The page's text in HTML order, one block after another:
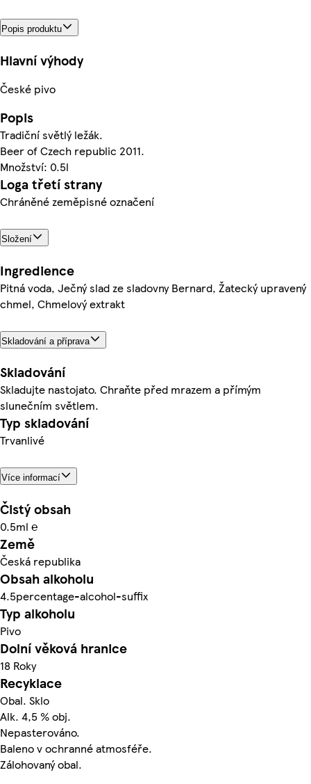
Popis produktu
Hlavní výhody
České pivo
Popis
Tradiční světlý ležák.
Beer of Czech republic 2011.
Množství: 0.5l
Loga třetí strany
Chráněné zeměpisné označení
Složení
Ingredience
Pitná voda, Ječný slad ze sladovny Bernard, Žatecký upravený
chmel, Chmelový extrakt
Skladování a příprava
Skladování
Skladujte nastojato. Chraňte před mrazem a přímým
slunečním světlem.
Typ skladování
Trvanlivé
Více informací
Čistý obsah
0.5ml ℮
Země
Česká republika
Obsah alkoholu
4.5percentage-alcohol-suffix
Typ alkoholu
Pivo
Dolní věková hranice
18 Roky
Recyklace
Obal. Sklo
Alk. 4,5 % obj.
Nepasterováno.
Baleno v ochranné atmosféře.
Zálohovaný obal.